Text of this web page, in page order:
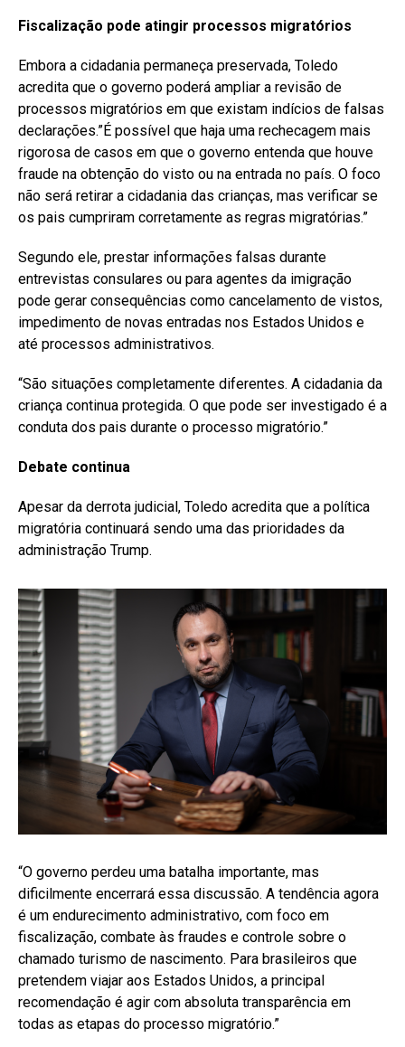
Fiscalização pode atingir processos migratórios
Embora a cidadania permaneça preservada, Toledo
acredita que o governo poderá ampliar a revisão de
processos migratórios em que existam indícios de falsas
declarações.”É possível que haja uma rechecagem mais
rigorosa de casos em que o governo entenda que houve
fraude na obtenção do visto ou na entrada no país. O foco
não será retirar a cidadania das crianças, mas verificar se
os pais cumpriram corretamente as regras migratórias.”
Segundo ele, prestar informações falsas durante
entrevistas consulares ou para agentes da imigração
pode gerar consequências como cancelamento de vistos,
impedimento de novas entradas nos Estados Unidos e
até processos administrativos.
“São situações completamente diferentes. A cidadania da
criança continua protegida. O que pode ser investigado é a
conduta dos pais durante o processo migratório.”
Debate continua
Apesar da derrota judicial, Toledo acredita que a política
migratória continuará sendo uma das prioridades da
administração Trump.
“O governo perdeu uma batalha importante, mas
dificilmente encerrará essa discussão. A tendência agora
é um endurecimento administrativo, com foco em
fiscalização, combate às fraudes e controle sobre o
chamado turismo de nascimento. Para brasileiros que
pretendem viajar aos Estados Unidos, a principal
recomendação é agir com absoluta transparência em
todas as etapas do processo migratório.”